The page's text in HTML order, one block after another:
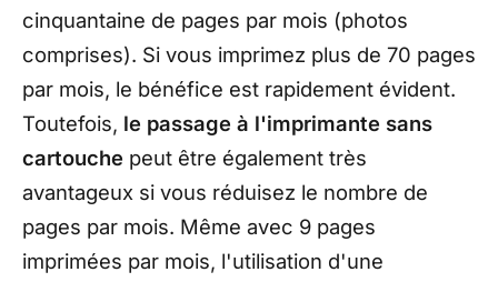
cinquantaine de pages par mois (photos
comprises). Si vous imprimez plus de 70 pages
par mois, le bénéfice est rapidement évident.
Toutefois, le passage à l'imprimante sans
cartouche peut être également très
avantageux si vous réduisez le nombre de
pages par mois. Même avec 9 pages
imprimées par mois, l'utilisation d'une